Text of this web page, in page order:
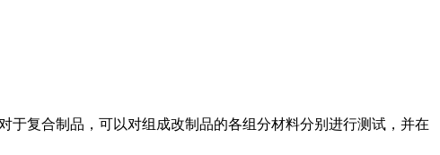
于复合制品，可以对组成改制品的各组分材料分别进行测试，并在